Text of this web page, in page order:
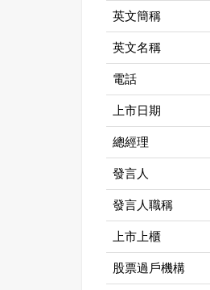
英文簡稱
英文名稱
電話
上市日期
總經理
發言人
發言人職稱
上市上櫃
股票過戶機構